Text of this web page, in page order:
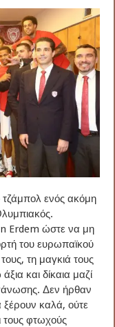
τζάμπολ ενός ακόμη
Erdem ώστε να μη
του ευρωπαϊκού
τη μαγκιά τους
και δίκαια μαζί
Δεν ήρθαν
ξέρουν καλά, ούτε
φτωχούς